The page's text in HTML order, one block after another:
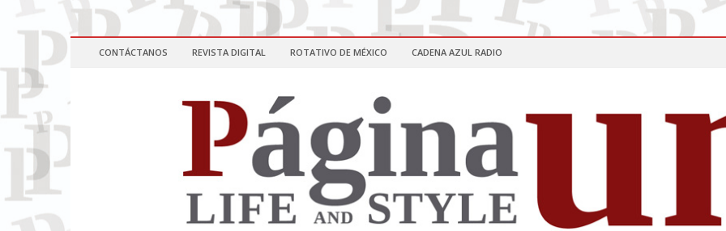
CONTÁCTANOS REVISTA DIGITAL ROTATIVO DE MÉXICO CADENA AZUL RADIO